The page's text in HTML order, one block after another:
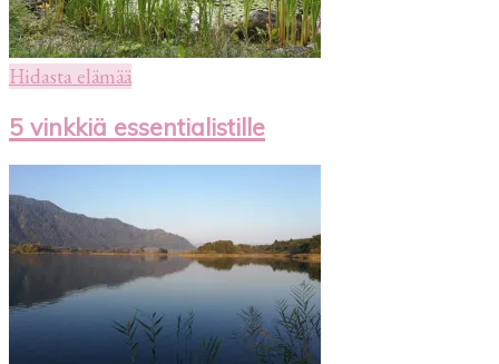
Hidasta elämää
5 vinkkiä essentialistille